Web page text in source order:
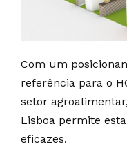
Com um
referência para o
setor
Lisboa permite
eficazes.